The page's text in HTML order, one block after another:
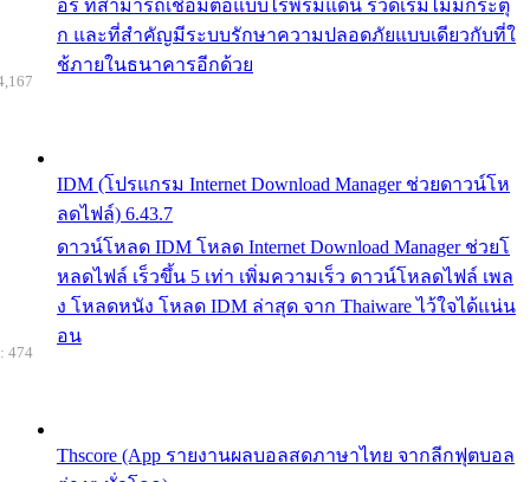
อร์ ที่สามารถเชื่อมต่อแบบไร้พรมแดน รวดเร็มไม่มีกระตุ
ก และที่สำคัญมีระบบรักษาความปลอดภัยแบบเดียวกับที่ใ
ช้ภายในธนาคารอีกด้วย
IDM (โปรแกรม Internet Download Manager ช่วยดาวน์โห
ลดไฟล์) 6.43.7
ดาวน์โหลด IDM โหลด Internet Download Manager ช่วยโ
หลดไฟล์ เร็วขึ้น 5 เท่า เพิ่มความเร็ว ดาวน์โหลดไฟล์ เพล
ง โหลดหนัง โหลด IDM ล่าสุด จาก Thaiware ไว้ใจได้แน่น
อน
Thscore (App รายงานผลบอลสดภาษาไทย จากลีกฟุตบอล
474